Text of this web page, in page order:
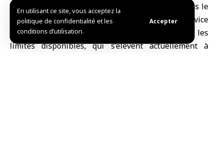
En utilisant ce site, vous acceptez la
politique de confidentialité et les
conditions d’utilisation.
Accepter
nombre de puits et d’installations pétrolières, dans le
but de remettre progressivement le champ en service
et d’améliorer la capacité de production dans les
limites disponibles, qui s’élèvent actuellement à